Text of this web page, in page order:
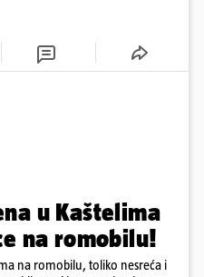
u Kaštelima
na romobilu!
na romobilu, toliko nesreća i